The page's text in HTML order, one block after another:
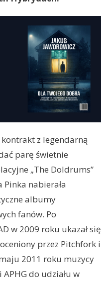
z legendarną
parę świetnie
„The Doldrums”
Pinka nabierała
albumy
fanów. Po
w 2009 roku ukazał się
przez Pitchfork i
2011 roku muzycy
do udziału w